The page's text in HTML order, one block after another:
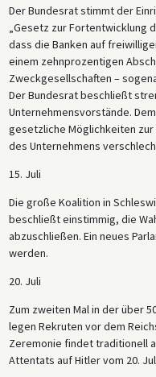
Der Bundesrat stimmt der
„Gesetz zur Fortentwicklung
dass die Banken auf
einem zehnprozentigen
Zweckgesellschaften –
Der Bundesrat beschließt
Unternehmensvorstände.
gesetzliche Möglichkeiten
des Unternehmens
15. Juli
Die große Koalition in
beschließt einstimmig, die
abzuschließen. Ein neues
werden.
20. Juli
Zum zweiten Mal in der über
legen Rekruten vor dem
Zeremonie findet traditionell
Attentats auf Hitler vom 20.